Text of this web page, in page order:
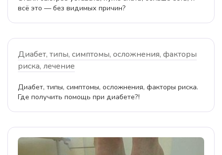
всё это — без видимых причин?
Диабет, типы, симптомы, осложнения, факторы
риска, лечение
Диабет, типы, симптомы, осложнения, факторы риска.
Где получить помощь при диабете?!